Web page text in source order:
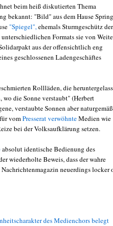
beim heiß diskutierten Thema
bekannt: "Bild" aus dem Hause
"Spiegel", ehemals Sturmgeschütz der
Formats sie von
aus der offensichtlich eng
geschlossenen Ladengeschäftes
Rollläden, die
die Sonne verstaubt" (Herbert
verstaubte Sonnen aber naturgemäß
vomPresserat verwöhnteMedien wie
bei der Volksaufklärung setzen.
absolut identische Bedienung des
wiederholte Beweis, dass der wahre
neuerdings locker
des Medienchors belegt